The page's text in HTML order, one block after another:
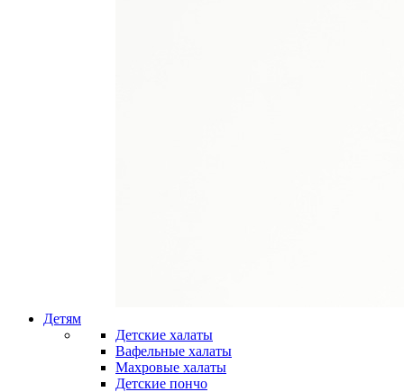
Детям
Детские халаты
Вафельные халаты
Махровые халаты
Детские пончо